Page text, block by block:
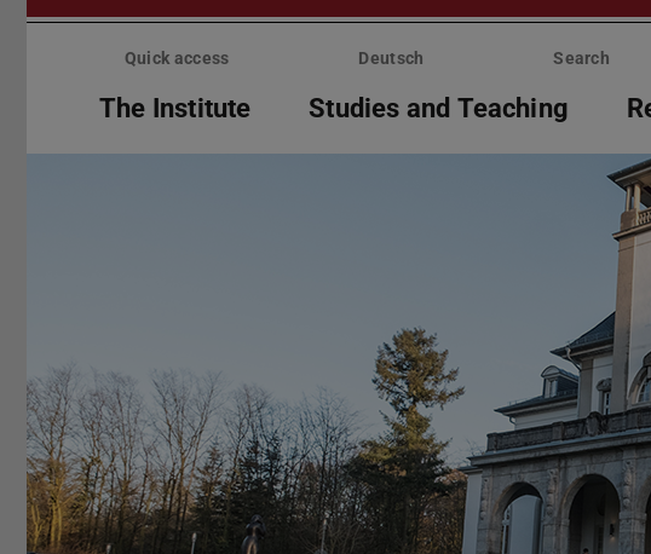
Skip
Quick access Deutsch Search
The Institute Studies and Teaching